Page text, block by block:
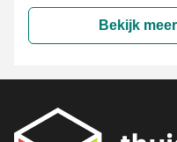
Bekijk